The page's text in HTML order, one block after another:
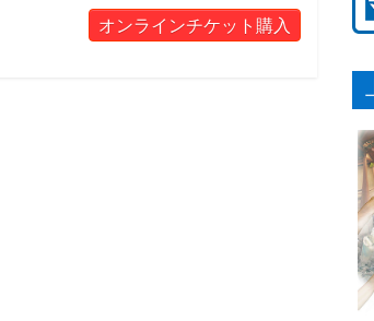
オンラインチケット購入